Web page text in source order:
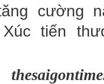
cường
tiến